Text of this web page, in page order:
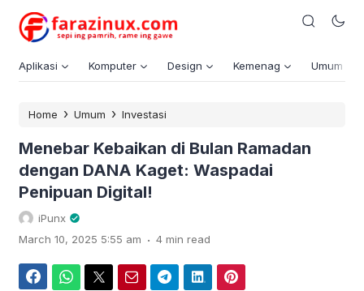
Aplikasi Komputer Design Kemenag Umum
Home › Umum › Investasi
Menebar Kebaikan di Bulan Ramadan
dengan DANA Kaget: Waspadai
Penipuan Digital!
iPunx
March 10, 2025 5:55 am . 4 min read